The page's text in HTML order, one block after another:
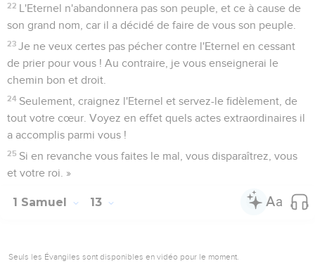
22 L'Eternel n'abandonnera pas son peuple, et ce à cause de
son grand nom, car il a décidé de faire de vous son peuple.
23 Je ne veux certes pas pécher contre l'Eternel en cessant
de prier pour vous ! Au contraire, je vous enseignerai le
chemin bon et droit.
24 Seulement, craignez l'Eternel et servez-le fidèlement, de
tout votre cœur. Voyez en effet quels actes extraordinaires il
a accomplis parmi vous !
25 Si en revanche vous faites le mal, vous disparaîtrez, vous
et votre roi. »
1 Samuel 13
Seuls les Évangiles sont disponibles en vidéo pour le moment.